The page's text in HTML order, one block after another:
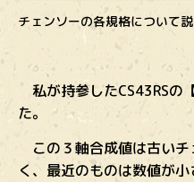
チェンソーの各規格について
私が持参したCS43RSの
た。
この３軸合成値は古い
く、最近のものは数値が